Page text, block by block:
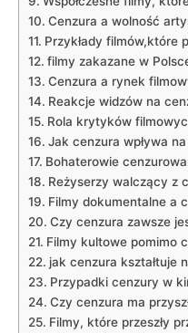
Cenzura⁣ a wolność
Przykłady filmów,które
filmy zakazane w
Cenzura a rynek
Reakcje widzów na
Rola krytyków
Jak cenzura wpływa
Bohaterowie
Reżyserzy walczący z
Filmy dokumentalne a
Czy cenzura zawsze
Filmy kultowe pomimo
jak cenzura kształtuje
Przypadki cenzury w
Czy cenzura ma
Filmy, które przeszły